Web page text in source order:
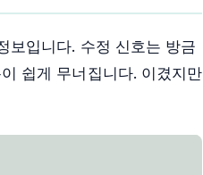
보입니다. 수정 신호는 방금
쉽게 무너집니다. 이겼지만